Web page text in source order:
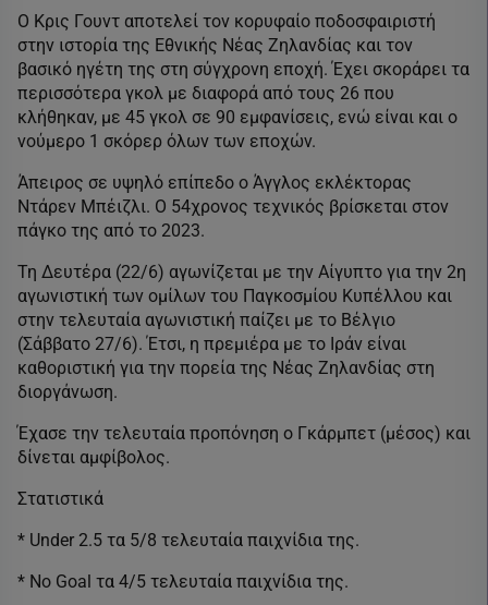
Ο Κρις Γουντ αποτελεί τον κορυφαίο ποδοσφαιριστή
στην ιστορία της Εθνικής Νέας Ζηλανδίας και τον
βασικό ηγέτη της στη σύγχρονη εποχή. Έχει σκοράρει τα
περισσότερα γκολ με διαφορά από τους 26 που
κλήθηκαν, με 45 γκολ σε 90 εμφανίσεις, ενώ είναι και ο
νούμερο 1 σκόρερ όλων των εποχών.
Άπειρος σε υψηλό επίπεδο ο Άγγλος εκλέκτορας
Ντάρεν Μπέιζλι. Ο 54χρονος τεχνικός βρίσκεται στον
πάγκο της από το 2023.
Τη Δευτέρα (22/6) αγωνίζεται με την Αίγυπτο για την 2η
αγωνιστική των ομίλων του Παγκοσμίου Κυπέλλου και
στην τελευταία αγωνιστική παίζει με το Βέλγιο
(Σάββατο 27/6). Έτσι, η πρεμιέρα με το Ιράν είναι
καθοριστική για την πορεία της Νέας Ζηλανδίας στη
διοργάνωση.
Έχασε την τελευταία προπόνηση ο Γκάρμπετ (μέσος) και
δίνεται αμφίβολος.
Στατιστικά
* Under 2.5 τα 5/8 τελευταία παιχνίδια της.
* No Goal τα 4/5 τελευταία παιχνίδια της.